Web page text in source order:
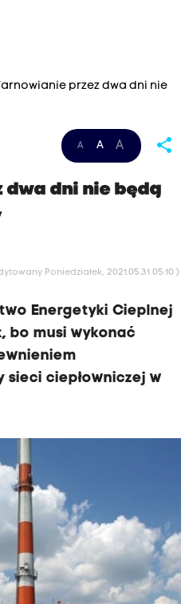
przez dwa dni nie
A A A share
dwa dni nie będą
Poniedziałek, 2021.05.31 05:10 )
Energetyki Cieplnej
bo musi wykonać
ciepłowniczej w